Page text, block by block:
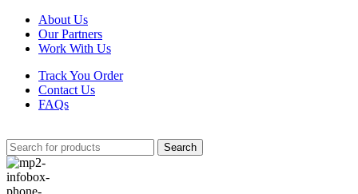
About Us
Our Partners
Work With Us
Track You Order
Contact Us
FAQs
Search